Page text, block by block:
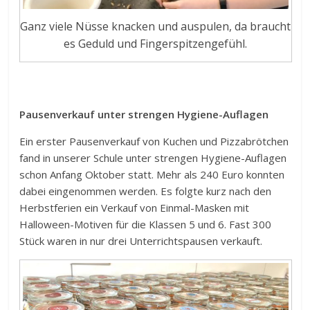
Ganz viele Nüsse knacken und auspulen, da braucht
es Geduld und Fingerspitzengefühl.
Pausenverkauf unter strengen Hygiene-Auflagen
Ein erster Pausenverkauf von Kuchen und Pizzabrötchen
fand in unserer Schule unter strengen Hygiene-Auflagen
schon Anfang Oktober statt. Mehr als 240 Euro konnten
dabei eingenommen werden. Es folgte kurz nach den
Herbstferien ein Verkauf von Einmal-Masken mit
Halloween-Motiven für die Klassen 5 und 6. Fast 300
Stück waren in nur drei Unterrichtspausen verkauft.